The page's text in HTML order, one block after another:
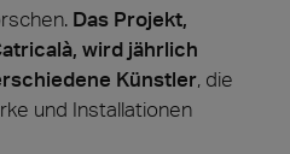
Das Projekt,
wird jährlich
Künstler, die
und Installationen